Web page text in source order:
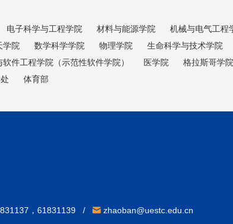
电子科学与工程学院 材料与能源学院 机械与电气工程
学院 数学科学学院 物理学院 生命科学与技术学院
软件工程学院（示范性软件学院） 医学院 格拉斯哥学院
体育部
，61831139 /
zhaoban@uestc.edu.cn